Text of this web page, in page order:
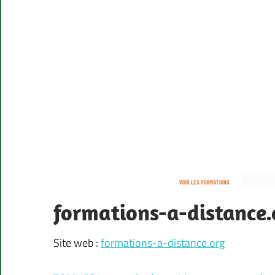
formations-a-
Site web :formations-a-distance.org